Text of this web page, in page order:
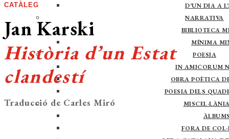
D’UN DIA A
NARRATIVA
BIBLIOTECA
MÍNIMA
POESIA
IN AMICORUM
OBRA POÈTICA
POESIA DELS
FORA DE
CATÀLEG
Jan Karski
Història d’un Estat
clandestí
Traducció de Carles Miró